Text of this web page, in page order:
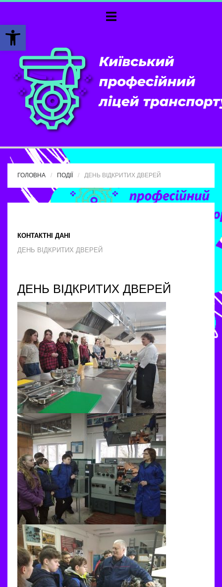
Відкрити Панель інструментів
ГОЛОВНА ПОДІЇ ДЕНЬ ВІДКРИТИХ ДВЕРЕЙ
КОНТАКТНІ ДАНІ
ДЕНЬ ВІДКРИТИХ ДВЕРЕЙ
ДЕНЬ ВІДКРИТИХ ДВЕРЕЙ